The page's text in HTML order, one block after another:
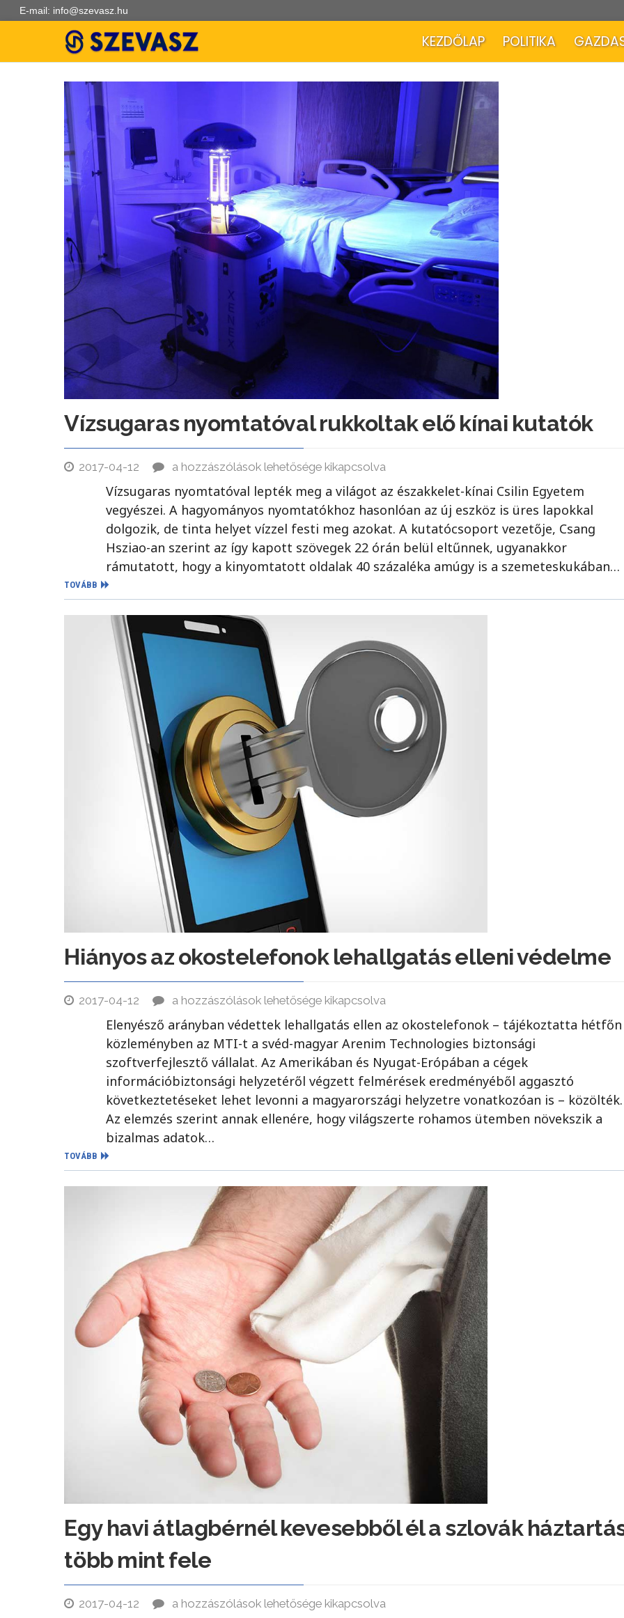
E-mail: info@szevasz.hu
KEZDŐLAP POLITIKA
Vízsugaras nyomtatóval rukkoltak elő kínai kutatók
2017-04-12 a hozzászólások lehetősége kikapcsolva
Vízsugaras nyomtatóval lepték meg a világot az északkelet-kínai Csilin Egyetem
vegyészei. A hagyományos nyomtatókhoz hasonlóan az új eszköz is üres lapokkal
dolgozik, de tinta helyet vízzel festi meg azokat. A kutatócsoport vezetője, Csang
Hsziao-an szerint az így kapott szövegek 22 órán belül eltűnnek, ugyanakkor
rámutatott, hogy a kinyomtatott oldalak 40 százaléka amúgy is a szemeteskukában…
TOVÁBB
Hiányos az okostelefonok lehallgatás elleni védelme
2017-04-12 a hozzászólások lehetősége kikapcsolva
Elenyésző arányban védettek lehallgatás ellen az okostelefonok – tájékoztatta hétfőn
közleményben az MTI-t a svéd-magyar Arenim Technologies biztonsági
szoftverfejlesztő vállalat. Az Amerikában és Nyugat-Erópában a cégek
információbiztonsági helyzetéről végzett felmérések eredményéből aggasztó
következtetéseket lehet levonni a magyarországi helyzetre vonatkozóan is – közölték.
Az elemzés szerint annak ellenére, hogy világszerte rohamos ütemben növekszik a
bizalmas adatok…
TOVÁBB
Egy havi átlagbérnél kevesebből él a szlovák
több mint fele
2017-04-12 a hozzászólások lehetősége kikapcsolva